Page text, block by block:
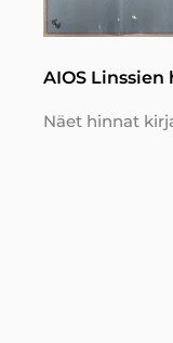
AIOS
Näet hinnat